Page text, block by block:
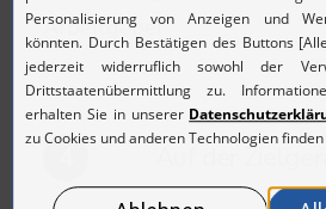
Arbeitgeber.
Auf der